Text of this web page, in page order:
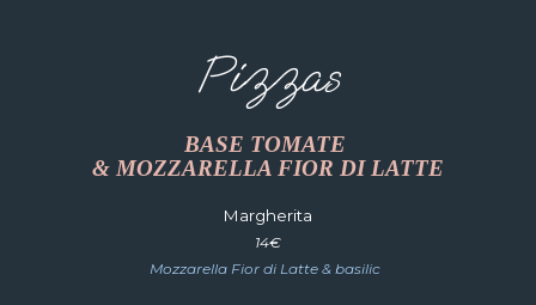
Pizzas
BASE TOMATE
& MOZZARELLA FIOR DI LATTE
Margherita
14€
Mozzarella Fior di Latte & basilic